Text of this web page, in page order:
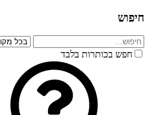
חיפוש
חפש בכותרות בלבד